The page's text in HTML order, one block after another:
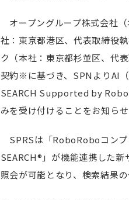
オープングループ株式会社
社：東京都港区、代表取締役
ク（本社：東京都杉並区、代
契約※に基づき、SPNよりAI
SEARCH Supported by
みを受け付けることをお知らせ
SPRSは「RoboRoboコンプ
SEARCH®」が機能連携した
照会が可能となり、検索結果